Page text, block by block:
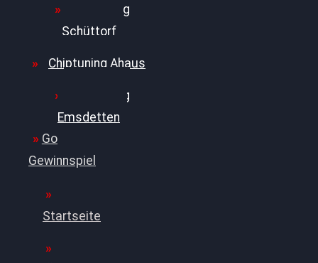
Chiptuning
Schüttorf
Chiptuning Ahaus
Chiptuning
Emsdetten
Golf
Gewinnspiel
Startseite